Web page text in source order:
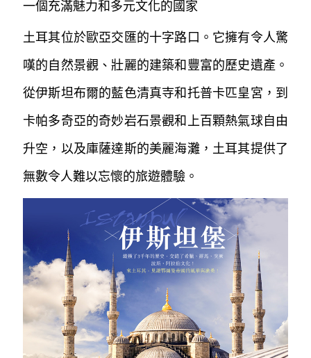
一個充滿魅力和多元文化的國家
土耳其位於歐亞交匯的十字路口。它擁有令人驚
嘆的自然景觀、壯麗的建築和豐富的歷史遺產。
從伊斯坦布爾的藍色清真寺和托普卡匹皇宮，到
卡帕多奇亞的奇妙岩石景觀和上百顆熱氣球自由
升空，以及庫薩達斯的美麗海灘，土耳其提供了
無數令人難以忘懷的旅遊體驗。